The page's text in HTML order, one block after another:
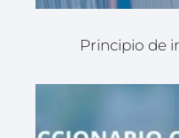
Principio de